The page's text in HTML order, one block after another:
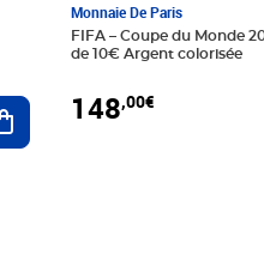
Ajouter au panier
Monnaie De Paris
FIFA – Coupe du Monde
de 10€ Argent colorisée
148,00€